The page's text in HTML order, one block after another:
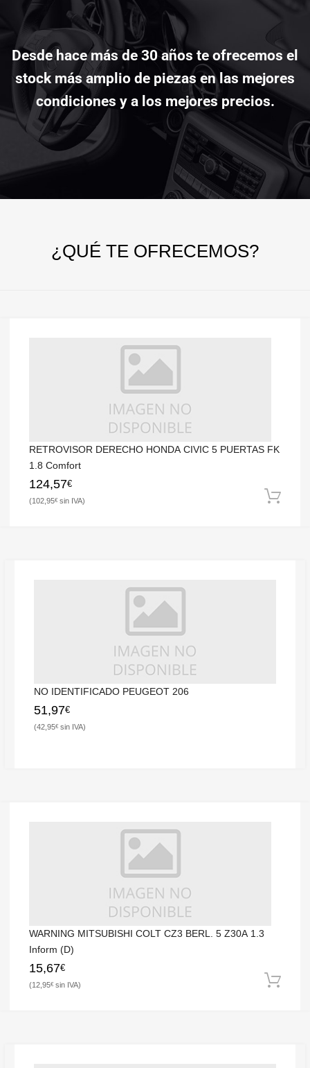
Desde hace más de 30 años te ofrecemos el
stock más amplio de piezas en las mejores
condiciones y a los mejores precios.
¿QUÉ TE OFRECEMOS?
RETROVISOR DERECHO HONDA CIVIC 5 PUERTAS FK
1.8 Comfort
124,57€
102,95€
NO IDENTIFICADO PEUGEOT 206
51,97€
42,95€
WARNING MITSUBISHI COLT CZ3 BERL. 5 Z30A 1.3
Inform (D)
15,67€
12,95€